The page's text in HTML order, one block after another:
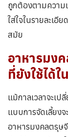
ถูกต้องตามความ
ใส่ใจในรายละเ
สมัย
อาหารมง
ที่ยังใช้ได้
แม้กาลเวลาจะเป
แบบการจัดเลี้ยง
อาหารมงคลตรุษ